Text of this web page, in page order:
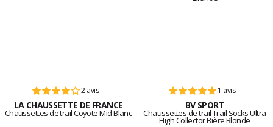
2 avis
LA CHAUSSETTE DE FRANCE
Chaussettes de trail Coyote Mid Blanc
1 avis
BV SPORT
Chaussettes de trail Trail Socks Ultra
High Collector Bière Blonde